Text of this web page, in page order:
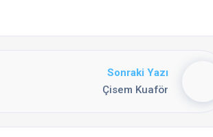
Sonraki Yazı
Çisem Kuaför